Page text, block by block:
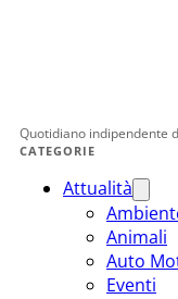
Quotidiano indipendente
CATEGORIE
Attualità
Animali
Auto
Eventi